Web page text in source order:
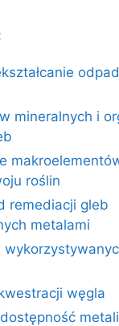
mineralnych i
roślin
remediacji gleb
metalami
węgla